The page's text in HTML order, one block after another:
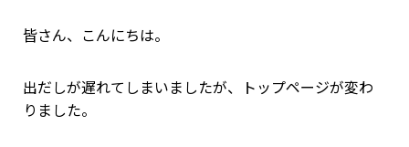
皆さん、こんにちは。
出だしが遅れてしまいましたが、トップページが変わ
りました。